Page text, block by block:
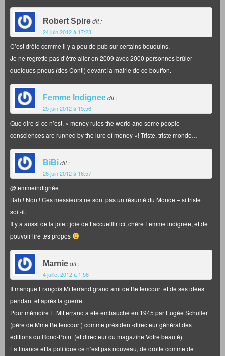
Robert Spiredit :
24 juin 2012 à 17:23
C’est drôle comme il y a peu de pub sur certains bouquins.
Je ne regrette pas d’être aller en 2009 avec 2000 personnes brûler
quelques pneus (des Conti) devant la mairie de ce bouffon.
Femme Indigneedit :
25 juin 2012 à 15:56
Que dire si ce n’est, « money rules the world and some people
consciences are runned by the lure of money »! Triste, triste monde…
BiBidit :
26 juin 2012 à 16:57
@femmeindignée
Bah ! Non ! Ces messieurs ne sont pas un résumé du Monde – si triste
soit-il.
Il y a aussi de la joie : joie de t’accueillir ici, chère Femme indignée, et de
pouvoir lire tes propos
Marniedit :
4 juillet 2012 à 1:58
Il manque François Mitterrand grand ami de Bettencourt et de ses idées
pendant et après la guerre.
Pour mémoire F. Mitterrand a été embauché en 1945 par Eugèe Schuller
(père de Mme Bettencourt) comme président-directeur général des
éditions du Rond-Point (et directeur du magazine Votre beauté).
La finance et la politique ce n’est pas nouveau, de droite comme de